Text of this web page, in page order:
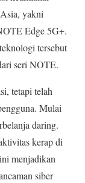
yakni
Edge 5G+.
tersebut
seri NOTE.
tetapi telah
Mulai
daring.
kerap di
menjadikan
siber